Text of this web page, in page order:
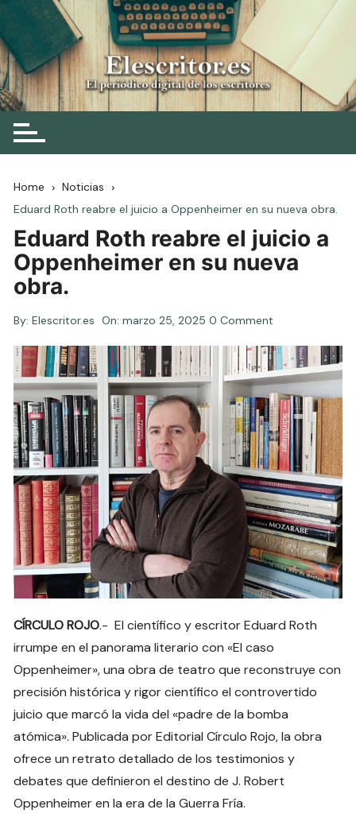
Skip
to
content
Elescritor.es
El periódico digital de los escritores
Home
Noticias
Eduard Roth reabre el juicio a Oppenheimer en su nueva obra.
Eduard Roth reabre el juicio a
Oppenheimer en su nueva
obra.
By: Elescritor.es On:marzo 25, 2025 0 Comment
CÍRCULO ROJO.- El científico y escritor Eduard Roth
irrumpe en el panorama literario con «El caso
Oppenheimer», una obra de teatro que reconstruye con
precisión histórica y rigor científico el controvertido
juicio que marcó la vida del «padre de la bomba
atómica». Publicada por Editorial Círculo Rojo, la obra
ofrece un retrato detallado de los testimonios y
debates que definieron el destino de J. Robert
Oppenheimer en la era de la Guerra Fría.